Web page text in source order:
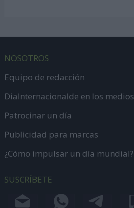
NOSOTROS
Equipo de redacción
DiaInternacionalde en los medios
Patrocinar un día
Publicidad para marcas
¿Cómo impulsar un día mundial?
SUSCRÍBETE